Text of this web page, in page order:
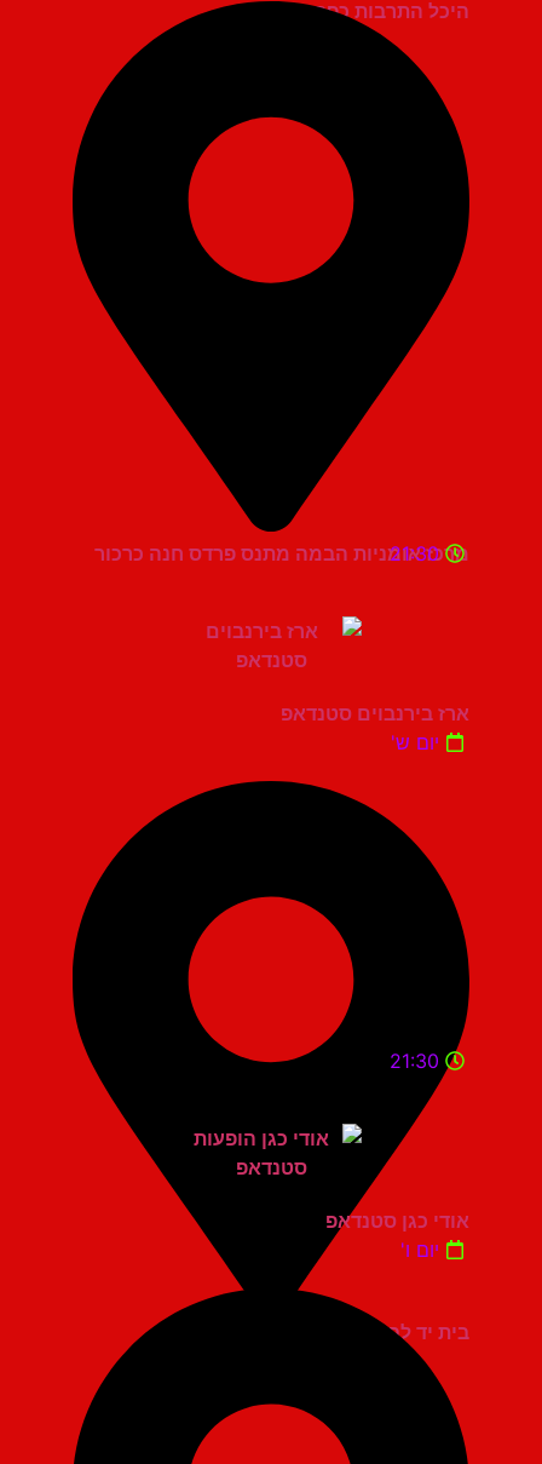
היכל התרבות כפר סבא
מרכז אומניות הבמה מתנס פרדס חנה כרכור
21:30
ארז בירנבוים סטנדאפ
יום ש'
בית יד לבנים אשדוד
21:30
אודי כגן סטנדאפ
יום ו'